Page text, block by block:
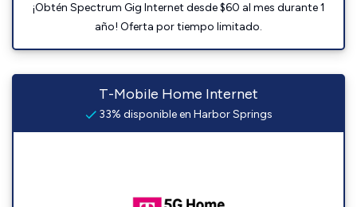
¡Obtén Spectrum Gig Internet desde $60 al mes durante 1
año! Oferta por tiempo limitado.
T-Mobile Home Internet
33% disponible en Harbor Springs